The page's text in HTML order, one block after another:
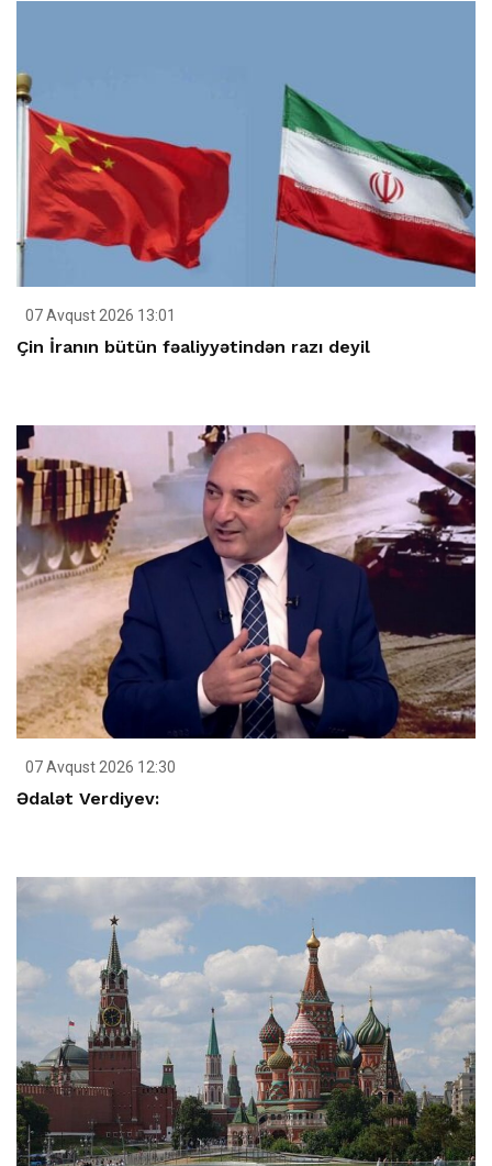
07 Avqust 2026 13:01
Çin İranın bütün fəaliyyətindən razı deyil
07 Avqust 2026 12:30
Ədalət Verdiyev: